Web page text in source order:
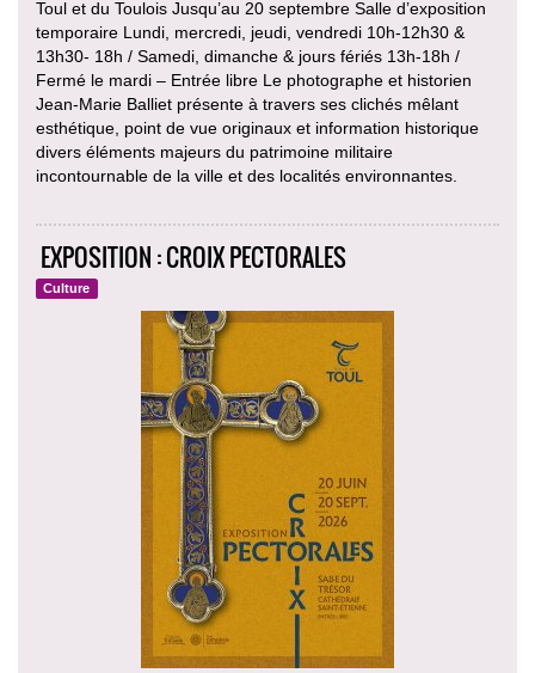
Toul et du Toulois Jusqu’au 20 septembre Salle d’exposition
temporaire Lundi, mercredi, jeudi, vendredi 10h-12h30 &
13h30- 18h / Samedi, dimanche & jours fériés 13h-18h /
Fermé le mardi – Entrée libre Le photographe et historien
Jean-Marie Balliet présente à travers ses clichés mêlant
esthétique, point de vue originaux et information historique
divers éléments majeurs du patrimoine militaire
incontournable de la ville et des localités environnantes.
EXPOSITION : CROIX PECTORALES
Culture